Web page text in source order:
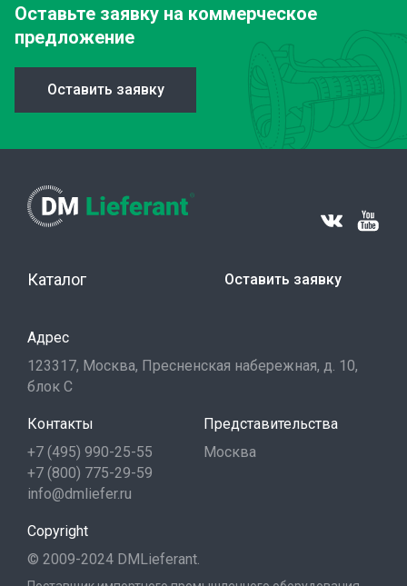
Оставьте заявку на коммерческое
предложение
Оставить заявку
Каталог Оставить заявку
Адрес
123317, Москва, Пресненская набережная, д. 10,
блок С
Контакты
+7 (495) 990-25-55
+7 (800) 775-29-59
info@dmliefer.ru
Представительства
Москва
Copyright
© 2009-2024 DMLieferant.